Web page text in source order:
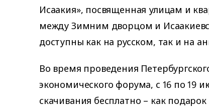
Исаакия», посвященная улицам и
между Зимним дворцом и
доступны как на русском, так и на
Во время проведения
экономического форума, с 16 по 19
скачивания бесплатно – как